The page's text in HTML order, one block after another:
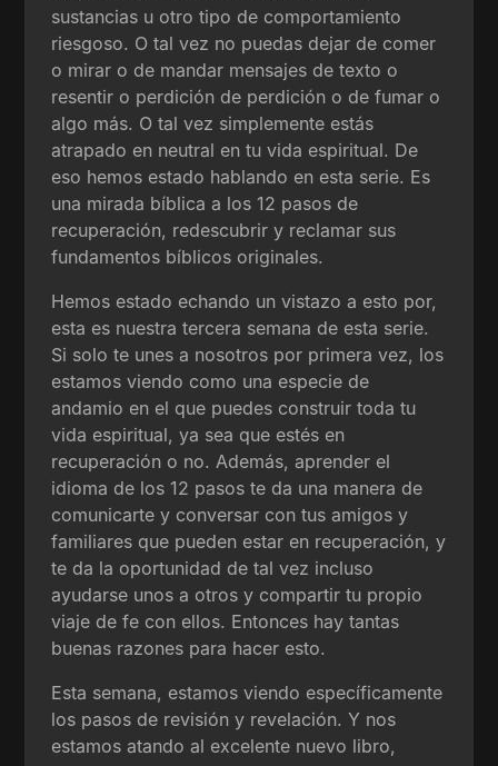
sustancias u otro tipo de comportamiento
riesgoso. O tal vez no puedas dejar de comer
o mirar o de mandar mensajes de texto o
resentir o perdición de perdición o de fumar o
algo más. O tal vez simplemente estás
atrapado en neutral en tu vida espiritual. De
eso hemos estado hablando en esta serie. Es
una mirada bíblica a los 12 pasos de
recuperación, redescubrir y reclamar sus
fundamentos bíblicos originales.
Hemos estado echando un vistazo a esto por,
esta es nuestra tercera semana de esta serie.
Si solo te unes a nosotros por primera vez, los
estamos viendo como una especie de
andamio en el que puedes construir toda tu
vida espiritual, ya sea que estés en
recuperación o no. Además, aprender el
idioma de los 12 pasos te da una manera de
comunicarte y conversar con tus amigos y
familiares que pueden estar en recuperación, y
te da la oportunidad de tal vez incluso
ayudarse unos a otros y compartir tu propio
viaje de fe con ellos. Entonces hay tantas
buenas razones para hacer esto.
Esta semana, estamos viendo específicamente
los pasos de revisión y revelación. Y nos
estamos atando al excelente nuevo libro,